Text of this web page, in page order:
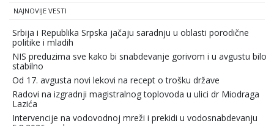
NAJNOVIJE VESTI
Srbija i Republika Srpska jačaju saradnju u oblasti porodične
politike i mladih
NIS preduzima sve kako bi snabdevanje gorivom i u avgustu bilo
stabilno
Od 17. avgusta novi lekovi na recept o trošku države
Radovi na izgradnji magistralnog toplovoda u ulici dr Miodraga
Lazića
Intervencije na vodovodnoj mreži i prekidi u vodosnabdevanju